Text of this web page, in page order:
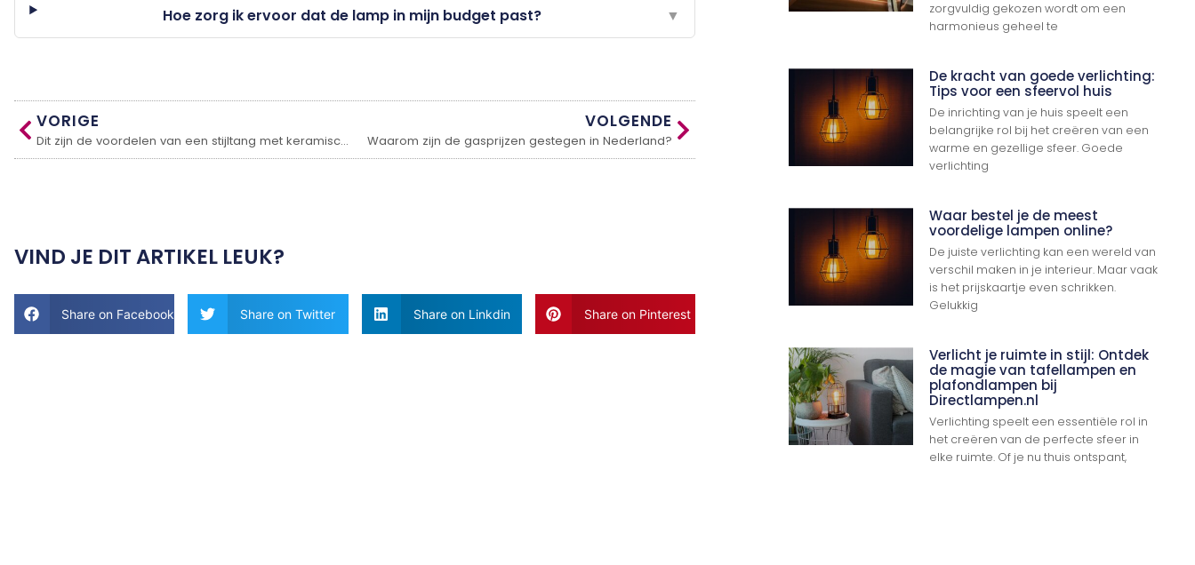
Ga Naar Boven
Hoe zorg ik ervoor dat de lamp in mijn budget past? ▼
VORIGE
Dit zijn de voordelen van een stijltang met keramische platen
VOLGENDE
Waarom zijn de gasprijzen gestegen in Nederland?
VIND JE DIT ARTIKEL LEUK?
Share on Facebook Share on Twitter Share on Linkdin Share on Pinterest
zorgvuldig gekozen wordt om een
harmonieus geheel te
De kracht van goede verlichting:
Tips voor een sfeervol huis
De inrichting van je huis speelt een
belangrijke rol bij het creëren van een
warme en gezellige sfeer. Goede
verlichting
Waar bestel je de meest
voordelige lampen online?
De juiste verlichting kan een wereld van
verschil maken in je interieur. Maar vaak
is het prijskaartje even schrikken.
Gelukkig
Verlicht je ruimte in stijl: Ontdek
de magie van tafellampen en
plafondlampen bij
Directlampen.nl
Verlichting speelt een essentiële rol in
het creëren van de perfecte sfeer in
elke ruimte. Of je nu thuis ontspant,